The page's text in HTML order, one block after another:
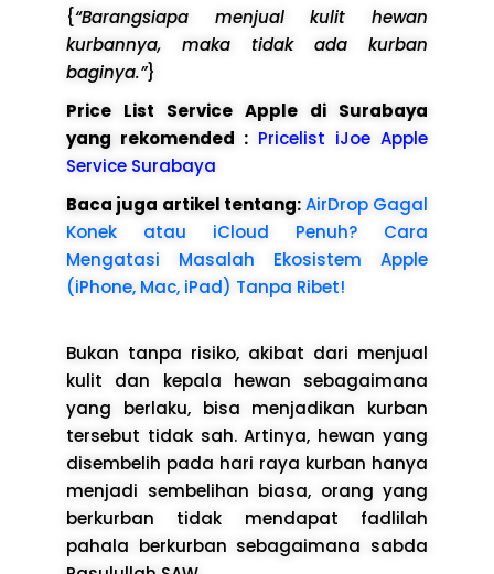
{“Barangsiapa menjual kulit hewan
kurbannya, maka tidak ada kurban
baginya.”}
Price List Service Apple di Surabaya
yang rekomended : Pricelist iJoe Apple
Service Surabaya
Baca juga artikel tentang:AirDrop Gagal
Konek atau iCloud Penuh? Cara
Mengatasi Masalah Ekosistem Apple
(iPhone, Mac, iPad) Tanpa Ribet!
Bukan tanpa risiko, akibat dari menjual
kulit dan kepala hewan sebagaimana
yang berlaku, bisa menjadikan kurban
tersebut tidak sah. Artinya, hewan yang
disembelih pada hari raya kurban hanya
menjadi sembelihan biasa, orang yang
berkurban tidak mendapat fadlilah
pahala berkurban sebagaimana sabda